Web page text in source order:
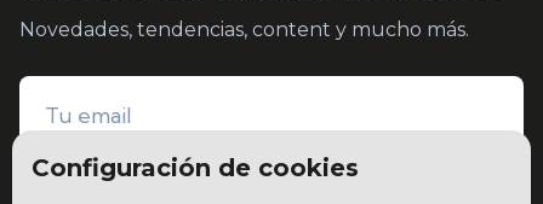
Novedades, tendencias, content y mucho más.
Configuración de cookies